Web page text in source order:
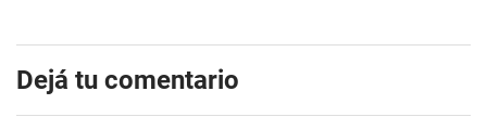
Dejá tu comentario